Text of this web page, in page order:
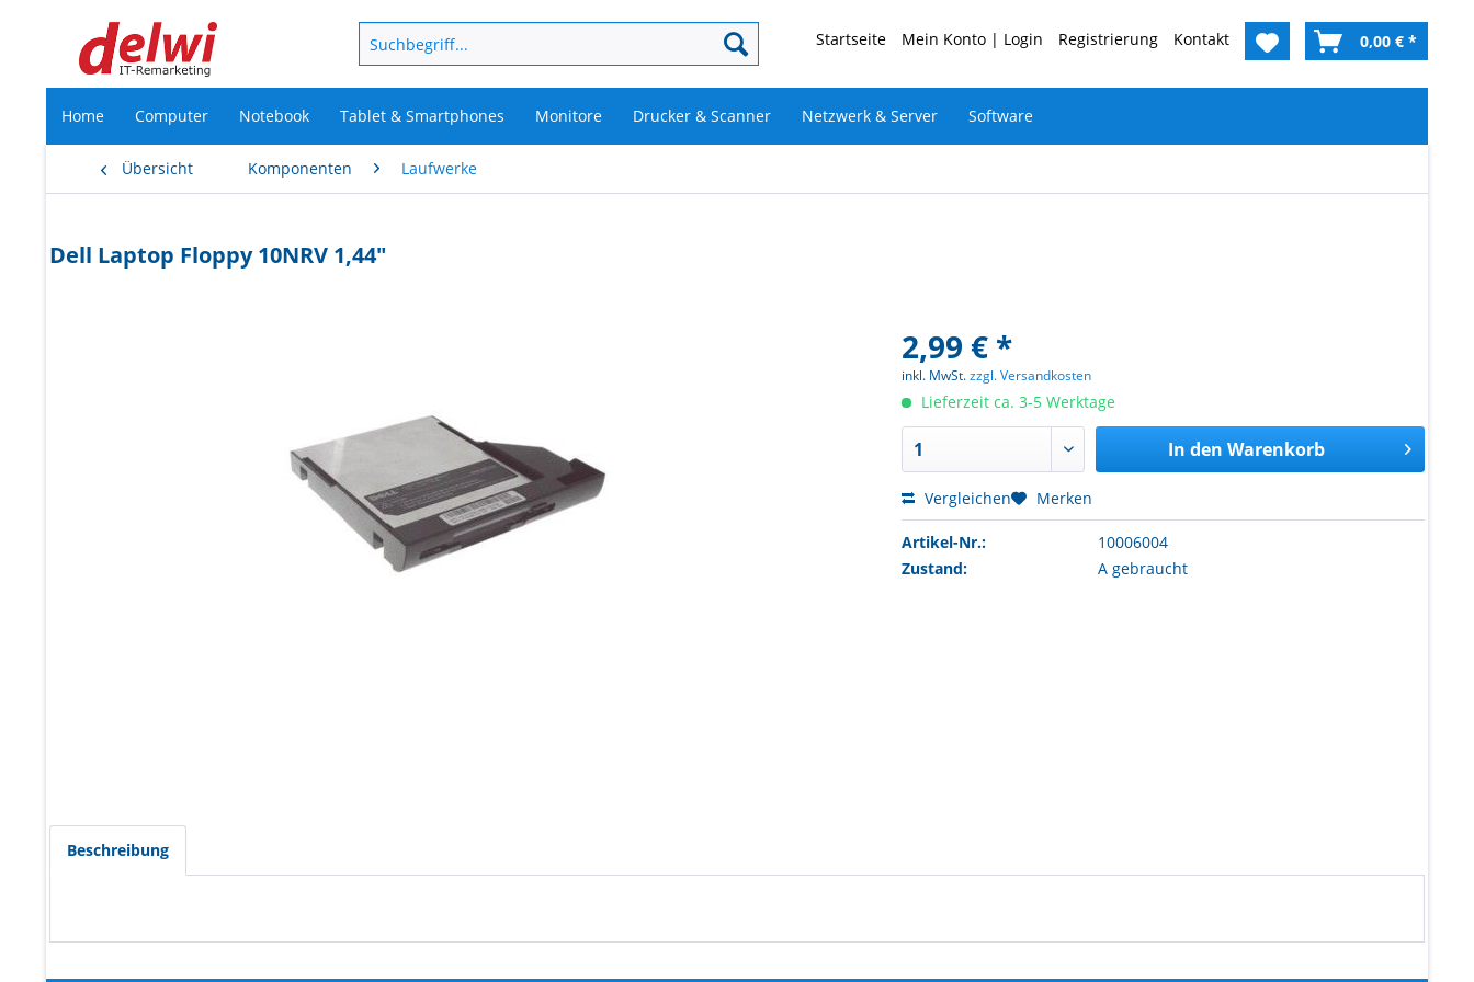
Startseite Mein Konto | Login Registrierung Kontakt 0,00 € *
Home Computer Notebook Tablet & Smartphones Monitore Drucker & Scanner Netzwerk & Server Software
Übersicht Komponenten Laufwerke
Dell Laptop Floppy 10NRV 1,44"
2,99 € *
inkl. MwSt.zzgl. Versandkosten
Lieferzeit ca. 3-5 Werktage
In den Warenkorb
Vergleichen Merken
Artikel-Nr.:
10006004
Zustand:
A gebraucht
Beschreibung